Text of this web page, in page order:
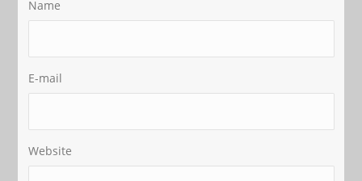
Name
E-mail
Website